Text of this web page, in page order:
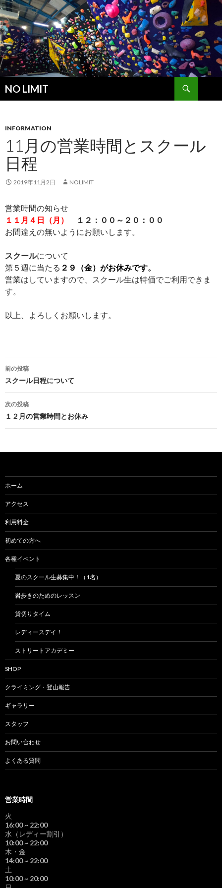
NO LIMIT
索
ン
ツ
へ
ス
キ
ッ
INFORMATION
11月の営業時間とスクール
日程
2019年11月2日 NOLIMIT
営業時間の知らせ
１１月４日（月）
１２：００～２０：００
お間違えの無いようにお願いします。
スクールについて
第５週に当たる ２９（金）がお休みです。
営業はしていますので、スクール生は特価でご利用できま
す。
以上、よろしくお願いします。
投
稿
ナ
ビ
ー
ョ
ン
前の投稿
スクール日程について
次の投稿
１２月の営業時間とお休み
ホーム
アクセス
利用料金
初めての方へ
各種イベント
夏のスクール生募集中！（1名）
岩歩きのためのレッスン
貸切りタイム
レディースデイ！
ストリートアカデミー
SHOP
クライミング・登山報告
ギャラリー
スタッフ
お問い合わせ
よくある質問
営業時間
火
16:00~ 22:00
水（レディー割引）
10:00~ 22:00
木・金
14:00~ 22:00
土
10:00~ 20:00